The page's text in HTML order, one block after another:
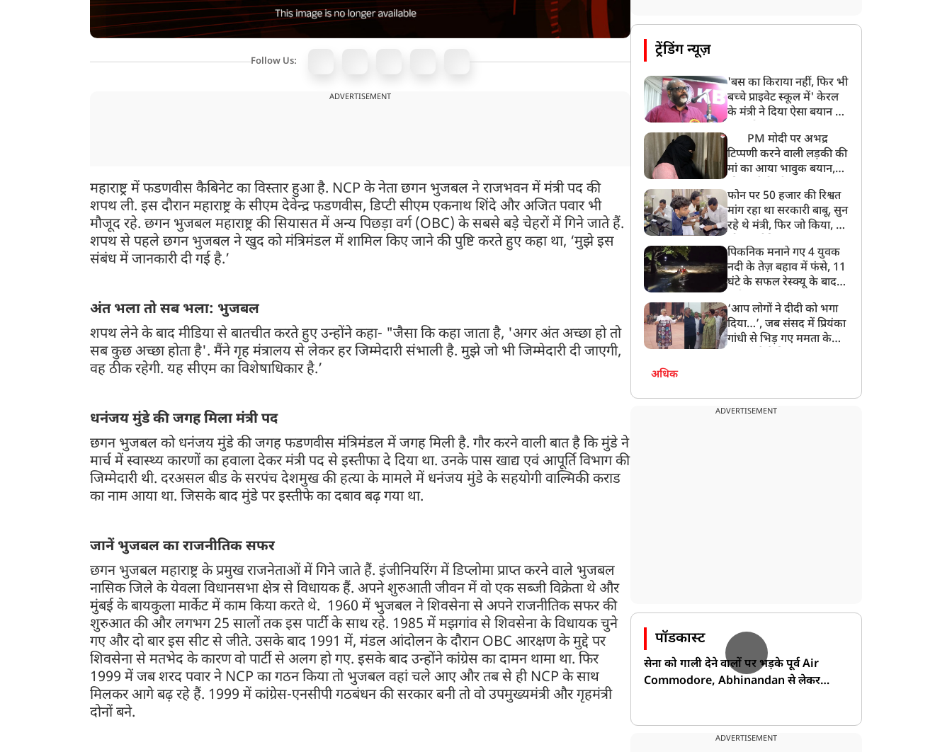
Follow Us:
ADVERTISEMENT
महाराष्ट्र में फडणवीस कैबिनेट का विस्तार हुआ है. NCP के नेता छगन भुजबल ने राजभवन में मंत्री पद की
शपथ ली. इस दौरान महाराष्ट्र के सीएम देवेन्द्र फडणवीस, डिप्टी सीएम एकनाथ शिंदे और अजित पवार भी
मौजूद रहे. छगन भुजबल महाराष्ट्र की सियासत में अन्य पिछड़ा वर्ग (OBC) के सबसे बड़े चेहरों में गिने जाते हैं.
शपथ से पहले छगन भुजबल ने खुद को मंत्रिमंडल में शामिल किए जाने की पुष्टि करते हुए कहा था, ‘मुझे इस
संबंध में जानकारी दी गई है.’
अंत भला तो सब भला: भुजबल
शपथ लेने के बाद मीडिया से बातचीत करते हुए उन्होंने कहा- "जैसा कि कहा जाता है, 'अगर अंत अच्छा हो तो
सब कुछ अच्छा होता है'. मैंने गृह मंत्रालय से लेकर हर जिम्मेदारी संभाली है. मुझे जो भी जिम्मेदारी दी जाएगी,
वह ठीक रहेगी. यह सीएम का विशेषाधिकार है.’
धनंजय मुंडे की जगह मिला मंत्री पद
छगन भुजबल को धनंजय मुंडे की जगह फडणवीस मंत्रिमंडल में जगह मिली है. गौर करने वाली बात है कि मुंडे ने
मार्च में स्वास्थ्य कारणों का हवाला देकर मंत्री पद से इस्तीफा दे दिया था. उनके पास खाद्य एवं आपूर्ति विभाग की
जिम्मेदारी थी. दरअसल बीड के सरपंच देशमुख की हत्या के मामले में धनंजय मुंडे के सहयोगी वाल्मिकी कराड
का नाम आया था. जिसके बाद मुंडे पर इस्तीफे का दबाव बढ़ गया था.
जानें भुजबल का राजनीतिक सफर
छगन भुजबल महाराष्ट्र के प्रमुख राजनेताओं में गिने जाते हैं. इंजीनियरिंग में डिप्लोमा प्राप्त करने वाले भुजबल
नासिक जिले के येवला विधानसभा क्षेत्र से विधायक हैं. अपने शुरुआती जीवन में वो एक सब्जी विक्रेता थे और
मुंबई के बायकुला मार्केट में काम किया करते थे. 1960 में भुजबल ने शिवसेना से अपने राजनीतिक सफर की
शुरुआत की और लगभग 25 सालों तक इस पार्टी के साथ रहे. 1985 में मझगांव से शिवसेना के विधायक चुने
गए और दो बार इस सीट से जीते. उसके बाद 1991 में, मंडल आंदोलन के दौरान OBC आरक्षण के मुद्दे पर
शिवसेना से मतभेद के कारण वो पार्टी से अलग हो गए. इसके बाद उन्होंने कांग्रेस का दामन थामा था. फिर
1999 में जब शरद पवार ने NCP का गठन किया तो भुजबल वहां चले आए और तब से ही NCP के साथ
मिलकर आगे बढ़ रहे हैं. 1999 में कांग्रेस-एनसीपी गठबंधन की सरकार बनी तो वो उपमुख्यमंत्री और गृहमंत्री
दोनों बने.
ट्रेंडिंग न्यूज़
'बस का किराया नहीं, फिर भी
बच्चे प्राइवेट स्कूल में' केरल
के मंत्री ने दिया ऐसा बयान की
PM मोदी पर अभद्र
टिप्पणी करने वाली लड़की की
मां का आया भावुक बयान,
बेटी को गोद लें प्रधानमंत्री
फोन पर 50 हजार की रिश्वत
मांग रहा था सरकारी बाबू, सुन
रहे थे मंत्री, फिर जो किया, वो
पिकनिक मनाने गए 4 युवक
नदी के तेज़ बहाव में फंसे, 11
घंटे के सफल रेस्क्यू के बाद
‘आप लोगों ने दीदी को भगा
दिया…’, जब संसद में प्रियंका
गांधी से भिड़ गए ममता के
अधिक
ADVERTISEMENT
पॉडकास्ट
सेना को गाली देने वालों पर भड़के पूर्व Air
Commodore, Abhinandan से लेकर
ADVERTISEMENT